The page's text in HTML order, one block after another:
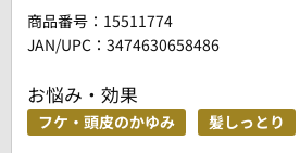
商品番号： 15511774
JAN/UPC：3474630658486
お悩み・効果
フケ・頭皮のかゆみ 髪しっとり